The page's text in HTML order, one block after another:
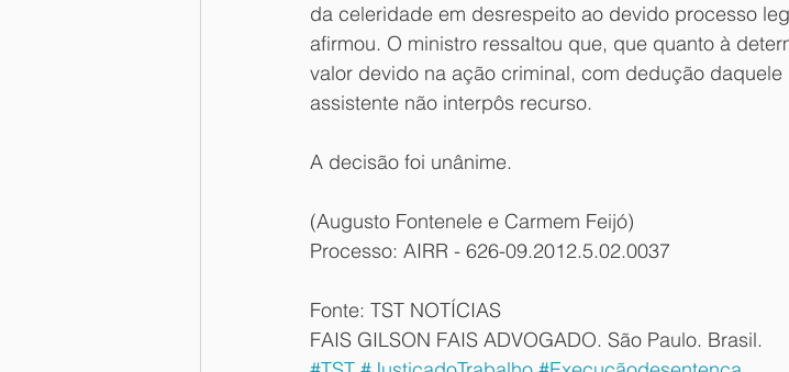
da celeridade em desrespeito ao devido processo
afirmou. O ministro ressaltou que, que quanto à
valor devido na ação criminal, com dedução
assistente não interpôs recurso.
A decisão foi unânime.
(Augusto Fontenele e Carmem Feijó)
Processo: AIRR - 626-09.2012.5.02.0037
Fonte: TST NOTÍCIAS
FAIS GILSON FAIS ADVOGADO. São Paulo. Brasil.